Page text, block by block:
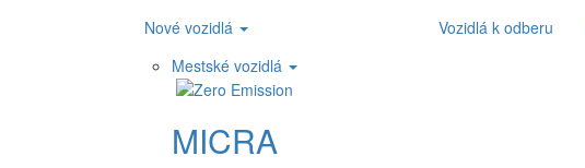
Nové vozidlá
Mestské vozidlá
MICRA
Vozidlá k odberu